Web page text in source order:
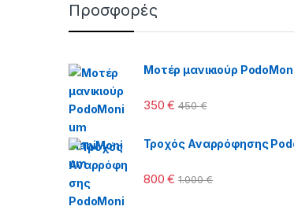
Προσφορές
Μοτέρ μανικιούρ
350€ 450€
Τροχός Αναρρόφησης
800€ 1.000€